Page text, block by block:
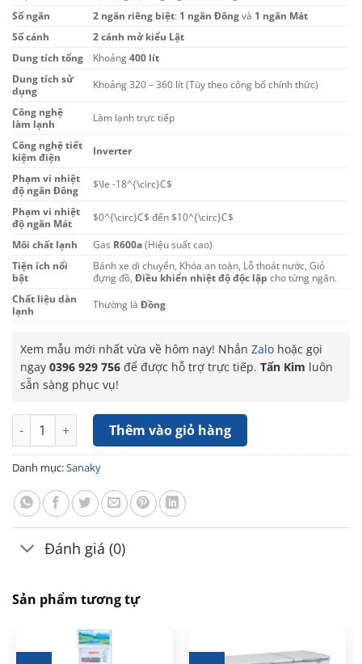
10.790.000₫.
Số ngăn
2 ngăn riêng biệt: 1 ngăn Đôngvà 1 ngăn Mát
Số cánh
2 cánh mở kiểu Lật
Dung tích tổng
Khoảng400 lít
Dung tích sử
dụng
Khoảng 320 – 360 lít (Tùy theo công bố chính thức)
Công nghệ
làm lạnh
Làm lạnh trực tiếp
Công nghệ tiết
kiệm điện
Inverter
Phạm vi nhiệt
độ ngăn Đông
$\le -18^{\circ}C$
Phạm vi nhiệt
độ ngăn Mát
$0^{\circ}C$ đến$10^{\circ}C$
Môi chất lạnh Gas R600a(Hiệu suất cao)
Tiện ích nổi
bật
Bánh xe di chuyển, Khóa an toàn, Lỗ thoát nước, Giỏ
đựng đồ, Điều khiển nhiệt độ độc lập cho từng ngăn.
Chất liệu dàn
lạnh
Thường là Đồng
Xem mẫu mới nhất vừa về hôm nay! Nhắn Zalo hoặc gọi
ngay 0396 929 756 để được hỗ trợ trực tiếp. Tấn Kim luôn
sẵn sàng phục vụ!
Tủ Đông Mát Sanaky Inverter 365 Lít VH-5699W3 số lượng
Thêm vào giỏ hàng
Danh mục:Sanaky
Đánh giá (0)
Sản phẩm tương tự